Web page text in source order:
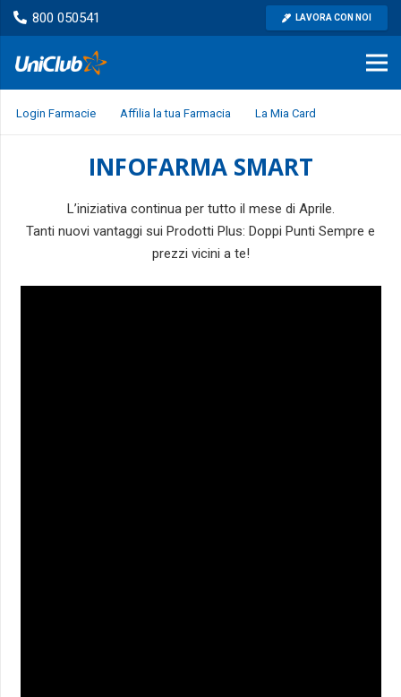
800 050541 LAVORA CON NOI
Login Farmacie Affilia la tua Farmacia La Mia Card
INFOFARMA SMART
L’iniziativa continua per tutto il mese di Aprile.
Tanti nuovi vantaggi sui Prodotti Plus: Doppi Punti Sempre e
prezzi vicini a te!